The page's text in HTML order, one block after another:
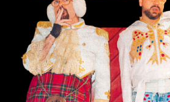
Ojete Calor